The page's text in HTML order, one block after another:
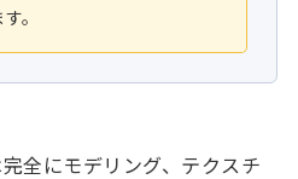
。
全にモデリング、テクスチ